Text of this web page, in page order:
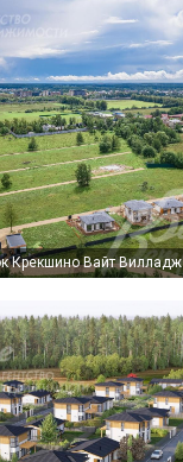
Крекшино Вайт Вилладж